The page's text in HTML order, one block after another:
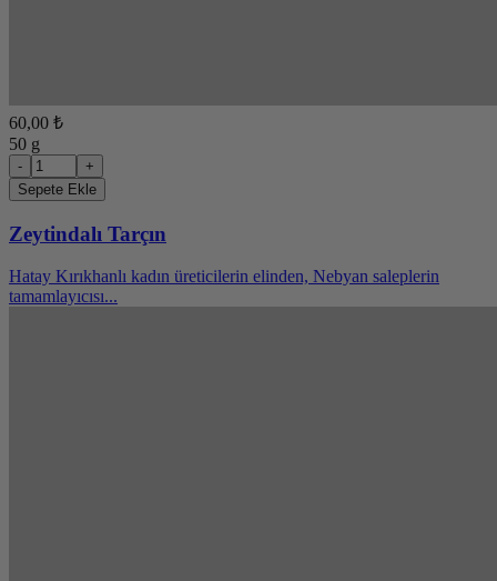
60,00 ₺
50 g
-
+
Sepete Ekle
Zeytindalı Tarçın
Hatay Kırıkhanlı kadın üreticilerin elinden, Nebyan saleplerin
tamamlayıcısı...